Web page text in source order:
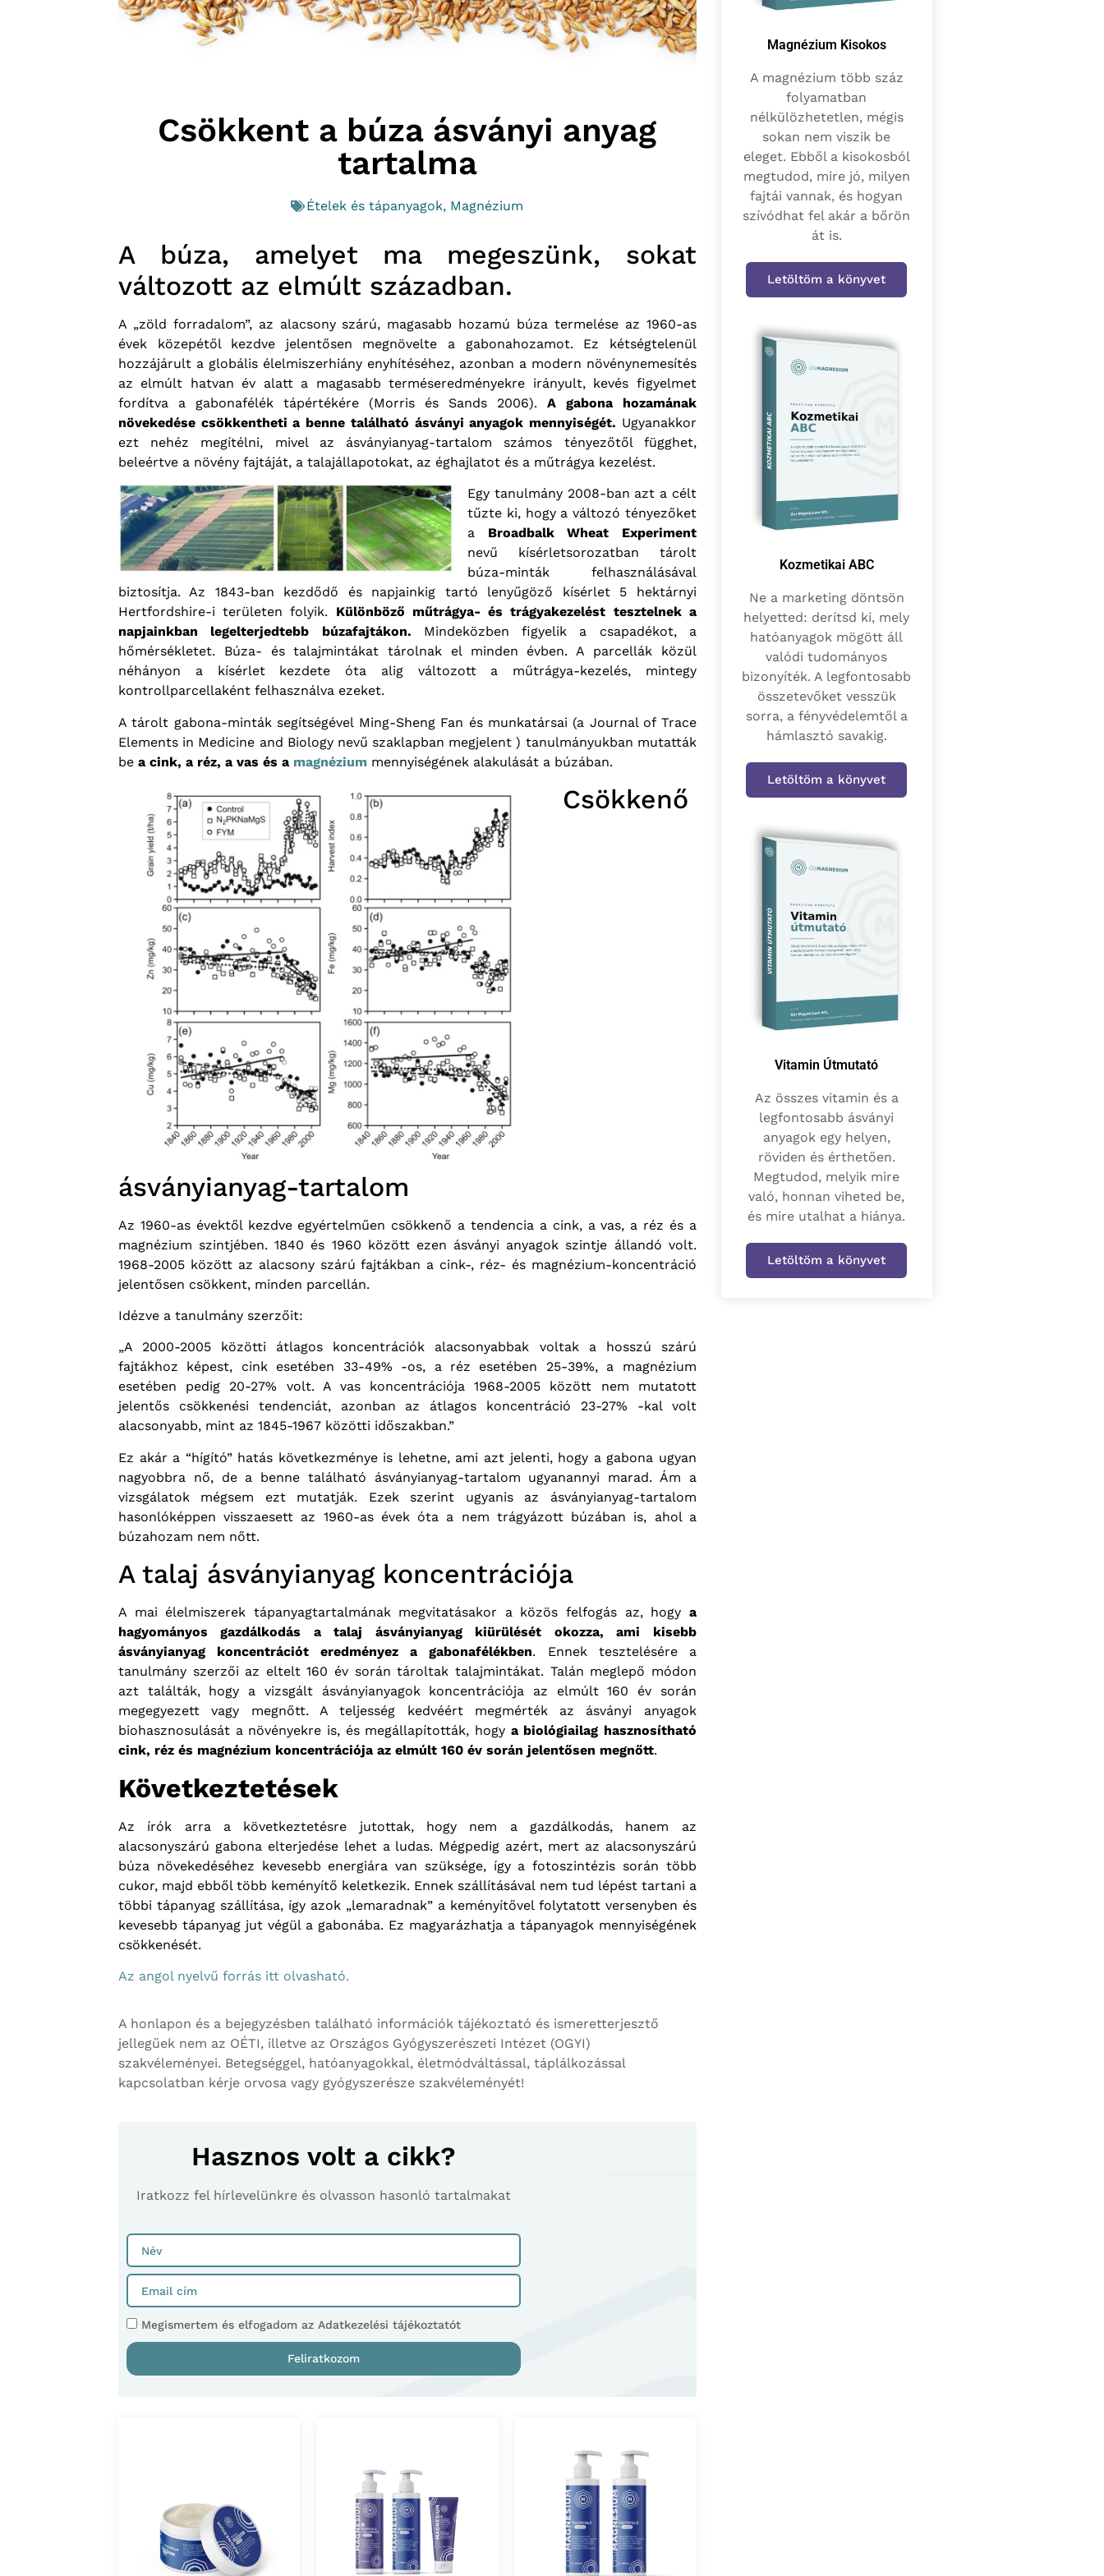
Csökkent a búza ásványi anyag
tartalma
Ételek és tápanyagok, Magnézium
A búza, amelyet ma megeszünk, sokat
változott az elmúlt században.
A „zöld forradalom”, az alacsony szárú, magasabb hozamú búza termelése az 1960-as
évek közepétől kezdve jelentősen megnövelte a gabonahozamot. Ez kétségtelenül
hozzájárult a globális élelmiszerhiány enyhítéséhez, azonban a modern növénynemesítés
az elmúlt hatvan év alatt a magasabb terméseredményekre irányult, kevés figyelmet
fordítva a gabonafélék tápértékére (Morris és Sands 2006). A gabona hozamának
növekedése csökkentheti a benne található ásványi anyagok mennyiségét. Ugyanakkor
ezt nehéz megítélni, mivel az ásványianyag-tartalom számos tényezőtől függhet,
beleértve a növény fajtáját, a talajállapotokat, az éghajlatot és a műtrágya kezelést.
Egy tanulmány 2008-ban azt a célt
tűzte ki, hogy a változó tényezőket
a Broadbalk Wheat Experiment
nevű kísérletsorozatban tárolt
búza-minták felhasználásával
biztosítja. Az 1843-ban kezdődő és napjainkig tartó lenyűgöző kísérlet 5 hektárnyi
Hertfordshire-i területen folyik. Különböző műtrágya- és trágyakezelést tesztelnek a
napjainkban legelterjedtebb búzafajtákon. Mindeközben figyelik a csapadékot, a
hőmérsékletet. Búza- és talajmintákat tárolnak el minden évben. A parcellák közül
néhányon a kísérlet kezdete óta alig változott a műtrágya-kezelés, mintegy
kontrollparcellaként felhasználva ezeket.
A tárolt gabona-minták segítségével Ming-Sheng Fan és munkatársai (a Journal of Trace
Elements in Medicine and Biology nevű szaklapban megjelent ) tanulmányukban mutatták
be a cink, a réz, a vas és a magnézium mennyiségének alakulását a búzában.
Csökkenő
ásványianyag-tartalom
Az 1960-as évektől kezdve egyértelműen csökkenő a tendencia a cink, a vas, a réz és a
magnézium szintjében. 1840 és 1960 között ezen ásványi anyagok szintje állandó volt.
1968-2005 között az alacsony szárú fajtákban a cink-, réz- és magnézium-koncentráció
jelentősen csökkent, minden parcellán.
Idézve a tanulmány szerzőit:
„A 2000-2005 közötti átlagos koncentrációk alacsonyabbak voltak a hosszú szárú
fajtákhoz képest, cink esetében 33-49% -os, a réz esetében 25-39%, a magnézium
esetében pedig 20-27% volt. A vas koncentrációja 1968-2005 között nem mutatott
jelentős csökkenési tendenciát, azonban az átlagos koncentráció 23-27% -kal volt
alacsonyabb, mint az 1845-1967 közötti időszakban.”
Ez akár a “hígító” hatás következménye is lehetne, ami azt jelenti, hogy a gabona ugyan
nagyobbra nő, de a benne található ásványianyag-tartalom ugyanannyi marad. Ám a
vizsgálatok mégsem ezt mutatják. Ezek szerint ugyanis az ásványianyag-tartalom
hasonlóképpen visszaesett az 1960-as évek óta a nem trágyázott búzában is, ahol a
búzahozam nem nőtt.
A talaj ásványianyag koncentrációja
A mai élelmiszerek tápanyagtartalmának megvitatásakor a közös felfogás az, hogy a
hagyományos gazdálkodás a talaj ásványianyag kiürülését okozza, ami kisebb
ásványianyag koncentrációt eredményez a gabonafélékben. Ennek tesztelésére a
tanulmány szerzői az eltelt 160 év során tároltak talajmintákat. Talán meglepő módon
azt találták, hogy a vizsgált ásványianyagok koncentrációja az elmúlt 160 év során
megegyezett vagy megnőtt. A teljesség kedvéért megmérték az ásványi anyagok
biohasznosulását a növényekre is, és megállapították, hogy a biológiailag hasznosítható
cink, réz és magnézium koncentrációja az elmúlt 160 év során jelentősen megnőtt.
Következtetések
Az írók arra a következtetésre jutottak, hogy nem a gazdálkodás, hanem az
alacsonyszárú gabona elterjedése lehet a ludas. Mégpedig azért, mert az alacsonyszárú
búza növekedéséhez kevesebb energiára van szüksége, így a fotoszintézis során több
cukor, majd ebből több keményítő keletkezik. Ennek szállításával nem tud lépést tartani a
többi tápanyag szállítása, így azok „lemaradnak” a keményítővel folytatott versenyben és
kevesebb tápanyag jut végül a gabonába. Ez magyarázhatja a tápanyagok mennyiségének
csökkenését.
Az angol nyelvű forrás itt olvasható.
A honlapon és a bejegyzésben található információk tájékoztató és ismeretterjesztő
jellegűek nem az OÉTI, illetve az Országos Gyógyszerészeti Intézet (OGYI)
szakvéleményei. Betegséggel, hatóanyagokkal, életmódváltással, táplálkozással
kapcsolatban kérje orvosa vagy gyógyszerésze szakvéleményét!
Hasznos volt a cikk?
Iratkozz fel hírlevelünkre és olvasson hasonló tartalmakat
Megismertem és elfogadom az Adatkezelési tájékoztatót
Feliratkozom
Magnézium Kisokos
A magnézium több száz
folyamatban
nélkülözhetetlen, mégis
sokan nem viszik be
eleget. Ebből a kisokosból
megtudod, mire jó, milyen
fajtái vannak, és hogyan
szívódhat fel akár a bőrön
át is.
Letöltöm a könyvet
Kozmetikai ABC
Ne a marketing döntsön
helyetted: derítsd ki, mely
hatóanyagok mögött áll
valódi tudományos
bizonyíték. A legfontosabb
összetevőket vesszük
sorra, a fényvédelemtől a
hámlasztó savakig.
Letöltöm a könyvet
Vitamin Útmutató
Az összes vitamin és a
legfontosabb ásványi
anyagok egy helyen,
röviden és érthetően.
Megtudod, melyik mire
való, honnan viheted be,
és mire utalhat a hiánya.
Letöltöm a könyvet